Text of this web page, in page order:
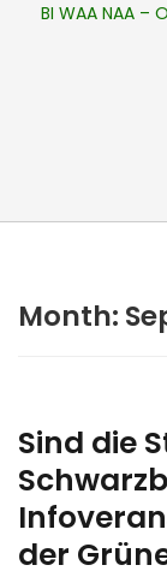
BI WAA NAA
Month:
Sind die
der